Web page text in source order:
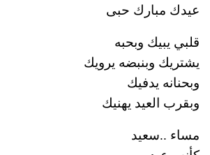
عيدك مبارك حبى
قلبي يبيك وبحبه
يشتريك وبنبضه يرويك
وبحنانه يدفيك
وبقرب العيد يهنيك
مساء ..سعيد